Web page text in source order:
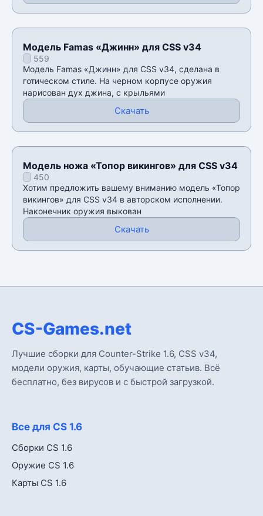
Модель Famas «Джинн» для CSS v34
559
Модель Famas «Джинн» для CSS v34, сделана в
готическом стиле. На черном корпусе оружия
нарисован дух джина, с крыльями
Скачать
Модель ножа «Топор викингов» для CSS v34
450
Хотим предложить вашему вниманию модель «Топор
викингов» для CSS v34 в авторском исполнении.
Наконечник оружия выкован
Скачать
CS-Games.net
Лучшие сборки для Counter-Strike 1.6, CSS v34,
модели оружия, карты, обучающие статьив. Всё
бесплатно, без вирусов и с быстрой загрузкой.
Все для CS 1.6
Сборки CS 1.6
Оружие CS 1.6
Карты CS 1.6